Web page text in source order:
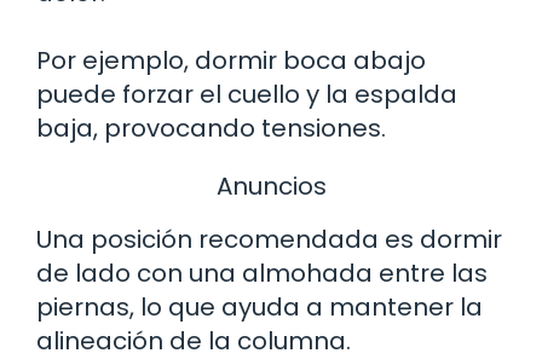
Por ejemplo, dormir boca abajo
puede forzar el cuello y la espalda
baja, provocando tensiones.
Anuncios
Una posición recomendada es dormir
de lado con una almohada entre las
piernas, lo que ayuda a mantener la
alineación de la columna.